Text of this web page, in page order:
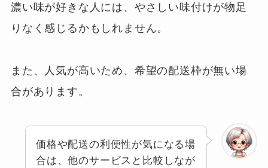
濃い味が好きな人には、やさしい味付けが物足
りなく感じるかもしれません。
また、人気が高いため、希望の配送枠が無い場
合があります。
価格や配送の利便性が気になる場
合は、他のサービスと比較しなが